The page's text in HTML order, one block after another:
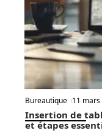
Bureautique 11
Insertion de
et étapes